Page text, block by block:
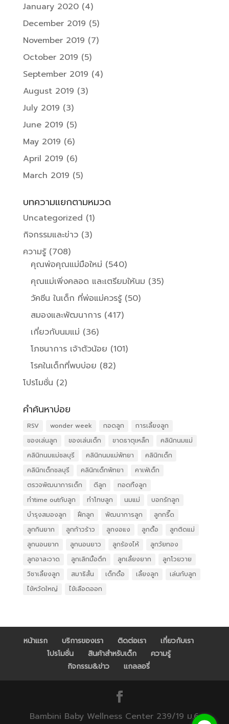
January 2020(4)
December 2019 (5)
November 2019 (7)
October 2019 (5)
September 2019 (4)
August 2019 (3)
July 2019 (3)
June 2019 (5)
May 2019 (6)
April 2019 (6)
March 2019 (5)
บทความแยกตามหมวด
Uncategorized (1)
กิจกรรมและข่าว(3)
ความรู้(708)
คุณพ่อคุณแม่มือใหม่ (540)
คุณแม่เพิ่งคลอด และเตรียมให้นม (35)
วัคซีน ในเด็ก ที่พ่อแม่ควรรู้(50)
สมองและพัฒนาการ(417)
เกี่ยวกับนมแม่ (36)
โภชนาการ เจ้าตัวน้อย (101)
โรคในเด็กที่พบบ่อย (82)
โปรโมชั่น (2)
คำค้นหาบ่อย
RSV wonder week กอดลูก
การเลี้ยงลูก
ของเล่นลูก
ของเล่นเด็ก ขาดธาตุเหล็ก
คลินิกนมแม่
คลินิกนมแม่ชลบุรี
คลินิกนมแม่พัทยา
คลินิกเด็ก
คลินิกเด็กชลบุรี
คลินิกเด็กพัทยา
คาเฟ่เด็ก
ตรวจพัฒนาการเด็ก
ตีลูก
ทอดทิ้งลูก
ทำtime outกับลูก
ทำโทษลูก นมแม่
บอกรักลูก
บำรุงสมองลูก
ฝึกลูก พัฒนาการลูก
ลูกกรี๊ด
ลูกกินยาก
ลูกก้าวร้าว ลูกงอแง ลูกดื้อ
ลูกติดแม่
ลูกนอนยาก
ลูกนอนยาว ลูกร้องไห้
ลูกวัยทอง
ลูกอาละวาด
ลูกเลิกมื้อดึก ลูกเลี้ยงยาก
ลูกโวยวาย
วิชาเลี้ยงลูก
สมาธิสั้น เด็กดื้อ เลี้ยงลูก
เล่นกับลูก
ไข้หวัดใหญ่
ไข้เลือดออก
หน้าแรก บริการของเรา ติดต่อเรา
เกี่ยวกับเรา
โปรโมชั่น
สินค้าสำหรับเด็ก
ความรู้
กิจกรรม&ข่าว
แกลลอรี่
Bambini Baby Wellness Center 239/19 ม.6